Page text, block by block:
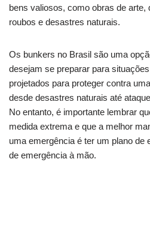
bens valiosos, como obras de arte,
roubos e desastres naturais.
Os bunkers no Brasil são uma
desejam se preparar para
projetados para proteger contra
desde desastres naturais até
No entanto, é importante lembrar
medida extrema e que a melhor
uma emergência é ter um plano de
de emergência à mão.